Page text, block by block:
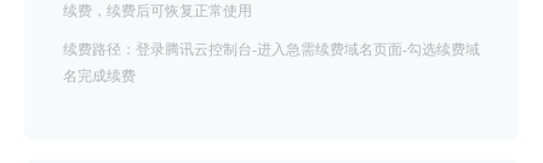
续费，续费后可恢复正常使用
续费路径：登录腾讯云控制台-进入急需续费域名页面-勾选续费域
名完成续费